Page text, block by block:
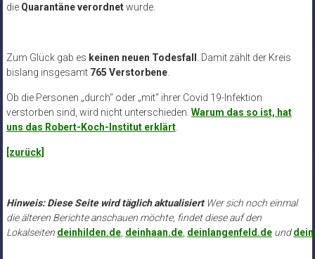
die Quarantäne verordnetwurde.
Zum Glück gab es keinen neuen Todesfall
. Damit zählt der Kreis
bislang insgesamt 765 Verstorbene.
Ob die Personen „durch“ oder „mit“ ihrer Covid 19-Infektion
verstorben sind, wird nicht unterschieden. Warum das so ist, hat
uns das Robert-Koch-Institut erklärt.
[zurück]
Hinweis: Diese Seite wird täglich aktualisiert Wer sich noch einmal
die älteren Berichte anschauen möchte, findet diese auf den
Lokalseiten deinhilden.de, deinhaan.de, deinlangenfeld.deund